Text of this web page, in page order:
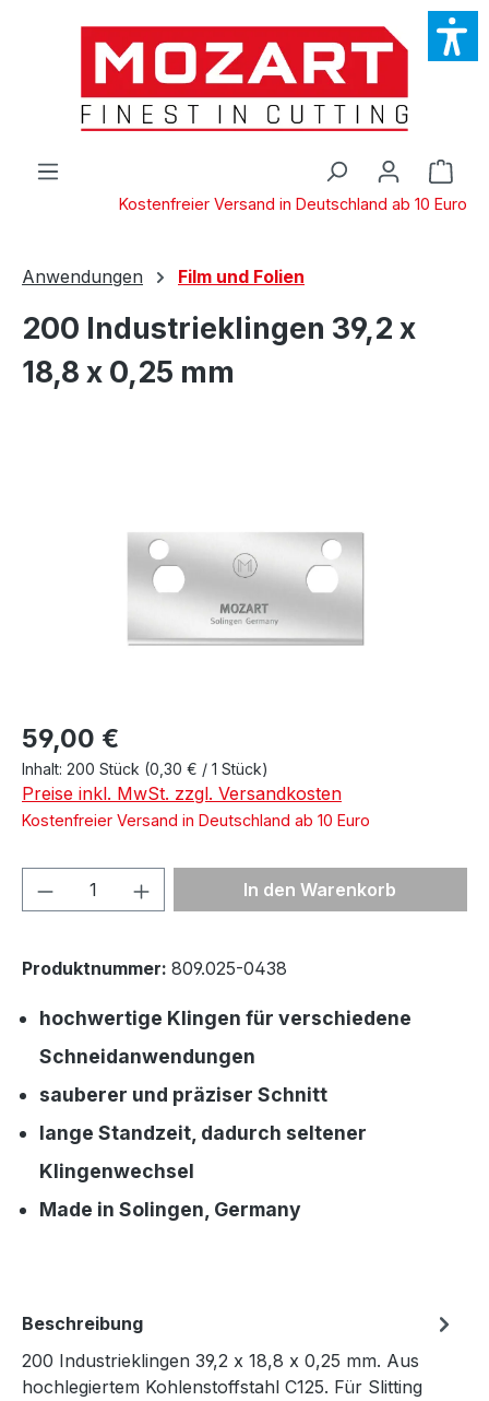
Zum Hauptinhalt springen
Kostenfreier Versand in Deutschland ab 10 Euro
Anwendungen Film und Folien
200 Industrieklingen 39,2 x
18,8 x 0,25 mm
Regulärer Preis:
59,00 €
Inhalt: 200 Stück (0,30 € / 1 Stück)
Preise inkl. MwSt. zzgl. Versandkosten
Kostenfreier Versand in Deutschland ab 10 Euro
Produkt Anzahl: Gib denIn den Warenkorb
Produktnummer: 809.025-0438
hochwertige Klingen für verschiedene
Schneidanwendungen
sauberer und präziser Schnitt
lange Standzeit, dadurch seltener
Klingenwechsel
Made in Solingen, Germany
Beschreibung
200 Industrieklingen 39,2 x 18,8 x 0,25 mm. Aus
hochlegiertem Kohlenstoffstahl C125. Für Slitting